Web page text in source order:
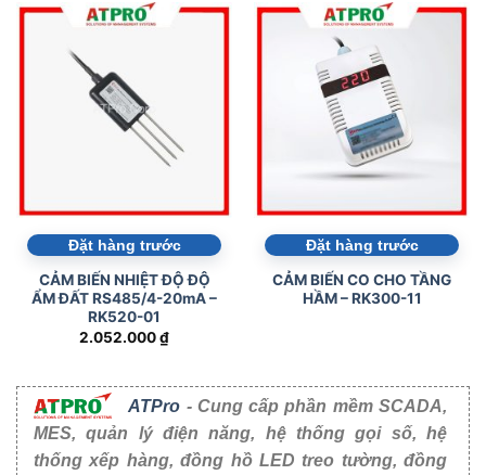
Đặt hàng trước
CẢM BIẾN NHIỆT ĐỘ ĐỘ
ẨM ĐẤT RS485/4-20mA –
RK520-01
2.052.000₫
Đặt hàng trước
CẢM BIẾN CO CHO TẦNG
HẦM – RK300-11
ATPro - Cung cấp phần mềm SCADA,
MES, quản lý điện năng, hệ thống gọi số, hệ
thống xếp hàng, đồng hồ LED treo tường, đồng